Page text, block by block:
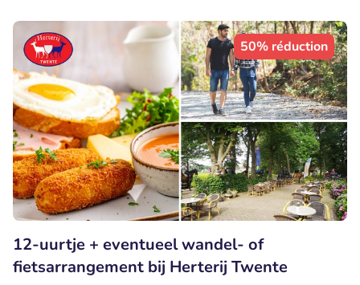
50% réduction
12-uurtje + eventueel wandel- of
fietsarrangement bij Herterij Twente